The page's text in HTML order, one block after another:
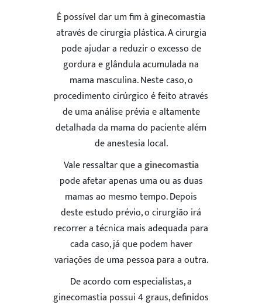
É possível dar um fim àginecomastia
através de cirurgia plástica. A cirurgia
pode ajudar a reduzir o excesso de
gordura e glândula acumulada na
mama masculina. Neste caso, o
procedimento cirúrgico é feito através
de uma análise prévia e altamente
detalhada da mama do paciente além
de anestesia local.
Vale ressaltar que aginecomastia
pode afetar apenas uma ou as duas
mamas ao mesmo tempo. Depois
deste estudo prévio, o cirurgião irá
recorrer a técnica mais adequada para
cada caso, já que podem haver
variações de uma pessoa para a outra.
De acordo com especialistas, a
ginecomastia possui 4 graus, definidos